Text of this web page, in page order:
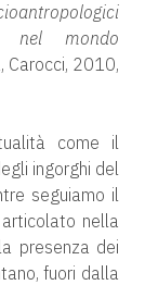
nel mondo
Carocci, 2010,
come il
ingorghi del
seguiamo il
nella
presenza dei
fuori dalla